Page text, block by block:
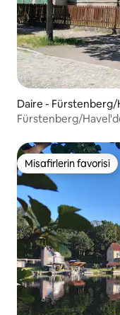
Daire - Fürstenberg/
Fürstenberg/
Misafirlerin favorisi
Misafirlerin favorisi